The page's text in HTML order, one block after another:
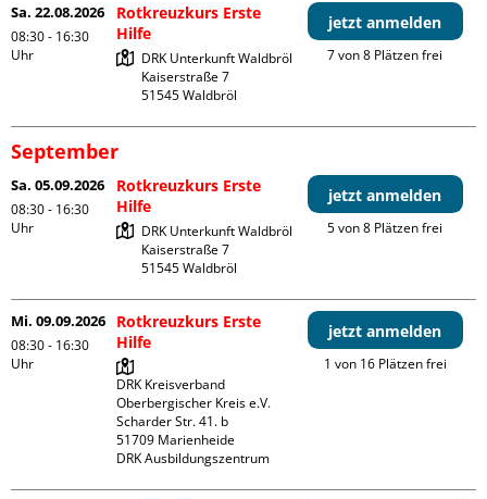
Sa. 22.08.2026
08:30 - 16:30
Uhr
Rotkreuzkurs Erste
Hilfe
DRK Unterkunft Waldbröl
Kaiserstraße 7
jetzt anmelden
7 von 8 Plätzen frei
September
Sa. 05.09.2026
08:30 - 16:30
Uhr
Rotkreuzkurs Erste
Hilfe
DRK Unterkunft Waldbröl
Kaiserstraße 7
jetzt anmelden
5 von 8 Plätzen frei
Mi. 09.09.2026
08:30 - 16:30
Uhr
Rotkreuzkurs Erste
Hilfe
DRK Kreisverband
Oberbergischer Kreis e.V.
Scharder Str. 41. b
51709 Marienheide
DRK Ausbildungszentrum
jetzt anmelden
1 von 16 Plätzen frei